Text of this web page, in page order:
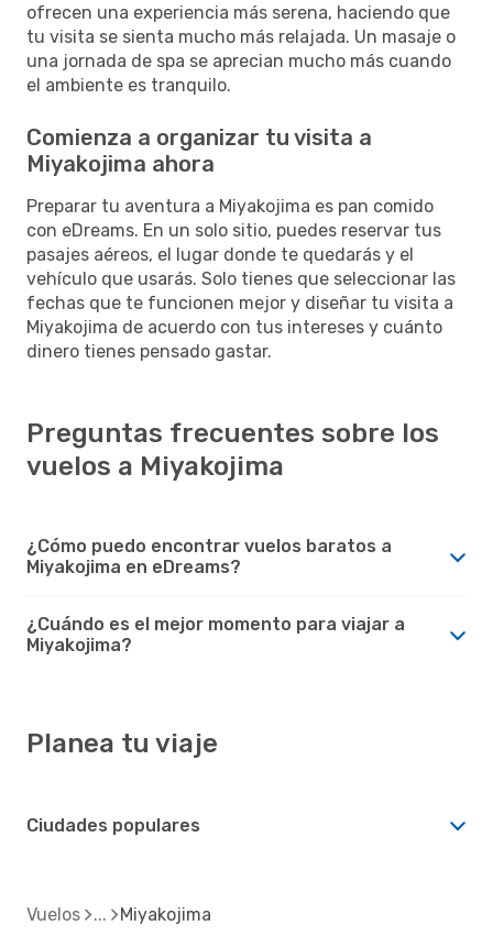
ofrecen una experiencia más serena, haciendo que
tu visita se sienta mucho más relajada. Un masaje o
una jornada de spa se aprecian mucho más cuando
el ambiente es tranquilo.
Comienza a organizar tu visita a
Miyakojima ahora
Preparar tu aventura a Miyakojima es pan comido
con eDreams. En un solo sitio, puedes reservar tus
pasajes aéreos, el lugar donde te quedarás y el
vehículo que usarás. Solo tienes que seleccionar las
fechas que te funcionen mejor y diseñar tu visita a
Miyakojima de acuerdo con tus intereses y cuánto
dinero tienes pensado gastar.
Preguntas frecuentes sobre los
vuelos a Miyakojima
¿Cómo puedo encontrar vuelos baratos a
Miyakojima en eDreams?
¿Cuándo es el mejor momento para viajar a
Miyakojima?
Planea tu viaje
Ciudades populares
Vuelos Miyakojima